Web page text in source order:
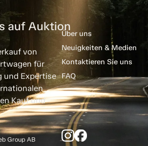
auf Auktion
von
für
und Expertise
Kauf und
Über uns
Neuigkeiten & Medien
Kontaktieren Sie uns
FAQ
Group AB